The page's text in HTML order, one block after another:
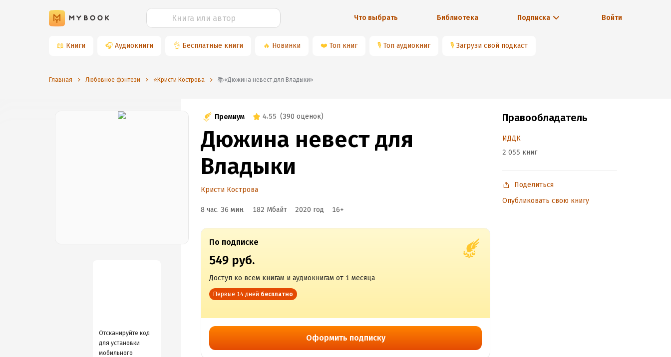
Что выбрать Библиотека Подписка Войти
📖 Книги 🎧 Аудиокниги 👌 Бесплатные книги 🔥 Новинки ❤️ Топ книг 🎙 Топ аудиокниг 🎙 Загрузи свой подкаст
Главная Любовное фэнтези ⭐️Кристи Кострова 📚«Дюжина невест для Владыки»
Отсканируйте код
для установки
мобильного
Премиум 4.55 (390 оценок)
Дюжина невест для
Владыки
Кристи Кострова
8 час. 36 мин. 182 Мбайт 2020 год 16+
По подписке
549 руб.
Доступ ко всем книгам и аудиокнигам от 1 месяца
Первые 14 дней бесплатно
Оформить подписку
Правообладатель
ИДДК
2 055 книг
Поделиться
Опубликовать свою книгу